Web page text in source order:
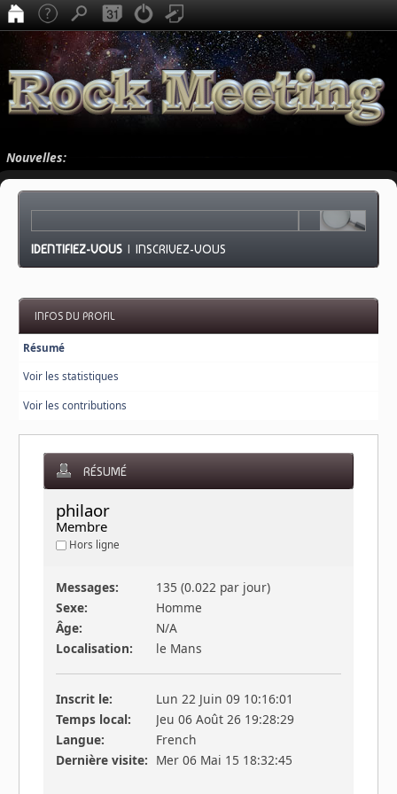
Nouvelles:
IDENTIFIEZ-VOUS |INSCRIVEZ-VOUS
INFOS DU PROFIL
Résumé
Voir les statistiques
Voir les contributions
RÉSUMÉ
philaor
Membre
Hors ligne
Messages:
135 (0.022 par jour)
Sexe:
Homme
Âge:
N/A
Localisation:
le Mans
Inscrit le:
Lun 22 Juin 09 10:16:01
Temps local:
Jeu 06 Août 26 19:28:29
Langue:
French
Dernière visite: Mer 06 Mai 15 18:32:45